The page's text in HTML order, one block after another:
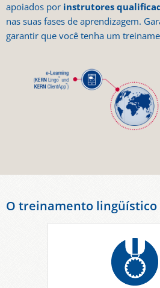
apoiados por instrutores
nas suas fases de aprendizagem.
garantir que você tenha um
O treinamento lingüístico